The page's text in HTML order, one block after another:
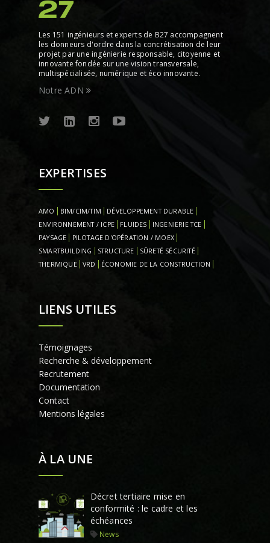
Les 151 ingénieurs et experts de B27 accompagnent
les donneurs d'ordre dans la concrétisation de leur
projet par une ingénierie responsable, citoyenne et
innovante fondée sur une vision transversale,
multispécialisée, numérique et éco innovante.
Notre ADN
EXPERTISES
AMO BIM/CIM/TIM
DÉVELOPPEMENT DURABLE
ENVIRONNEMENT / ICPE
FLUIDES
INGENIERIE TCE
PAYSAGE
PILOTAGE D'OPÉRATION / MOEX
SMARTBUILDING
STRUCTURE
SÛRETÉ SÉCURITÉ
THERMIQUE
VRD ÉCONOMIE DE LA CONSTRUCTION
LIENS UTILES
Témoignages
Recherche & développement
Recrutement
Documentation
Contact
Mentions légales
À LA UNE
Décret tertiaire mise en
conformité : le cadre et les
échéances
News